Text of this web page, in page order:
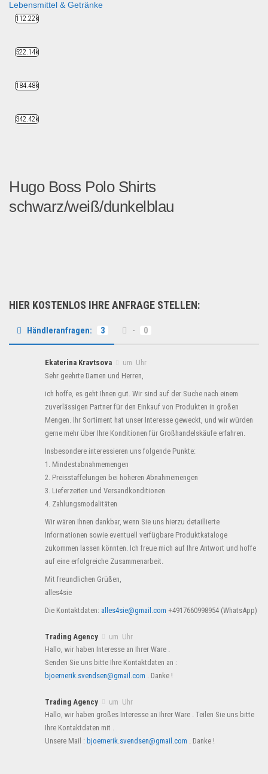
Lebensmittel & Getränke
Hugo Boss Polo Shirts
schwarz/weiß/dunkelblau
HIER KOSTENLOS IHRE ANFRAGE STELLEN:
Händleranfragen: 3 - 0
Ekaterina Kravtsova
um Uhr
Sehr geehrte Damen und Herren,
ich hoffe, es geht Ihnen gut. Wir sind auf der Suche nach einem
zuverlässigen Partner für den Einkauf von Produkten in großen
Mengen. Ihr Sortiment hat unser Interesse geweckt, und wir würden
gerne mehr über Ihre Konditionen für Großhandelskäufe erfahren.
Insbesondere interessieren uns folgende Punkte:
1. Mindestabnahmemengen
2. Preisstaffelungen bei höheren Abnahmemengen
3. Lieferzeiten und Versandkonditionen
4. Zahlungsmodalitäten
Wir wären Ihnen dankbar, wenn Sie uns hierzu detaillierte
Informationen sowie eventuell verfügbare Produktkataloge
zukommen lassen könnten. Ich freue mich auf Ihre Antwort und hoffe
auf eine erfolgreiche Zusammenarbeit.
Mit freundlichen Grüßen,
alles4sie
Die Kontaktdaten: alles4sie@gmail.com +4917660998954 (WhatsApp)
Trading Agency
um Uhr
Hallo, wir haben Interesse an Ihrer Ware .
Senden Sie uns bitte Ihre Kontaktdaten an :
bjoernerik.svendsen@gmail.com . Danke !
Trading Agency
um Uhr
Hallo, wir haben großes Interesse an Ihrer Ware . Teilen Sie uns bitte
Ihre Kontaktdaten mit .
Unsere Mail : bjoernerik.svendsen@gmail.com . Danke !
112.22k
522.14k
184.48k
342.42k